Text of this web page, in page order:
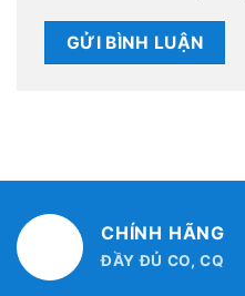
CHÍNH HÃNG
ĐẦY ĐỦ CO, CQ